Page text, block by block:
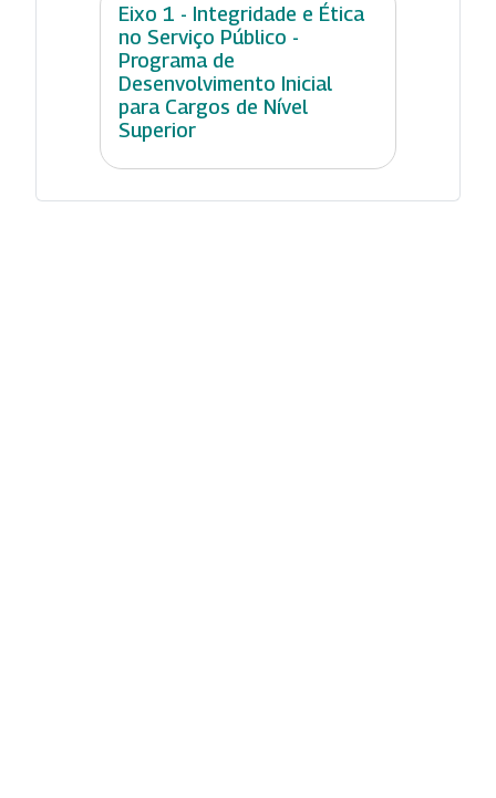
Eixo 1 - Integridade e Ética
no Serviço Público -
Programa de
Desenvolvimento Inicial
para Cargos de Nível
Superior